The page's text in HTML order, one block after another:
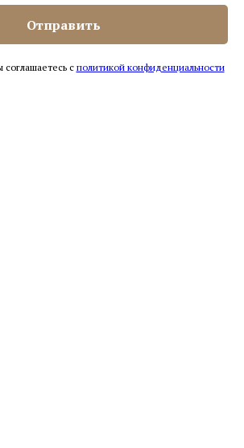
Отправить
с политикой конфиденциальности